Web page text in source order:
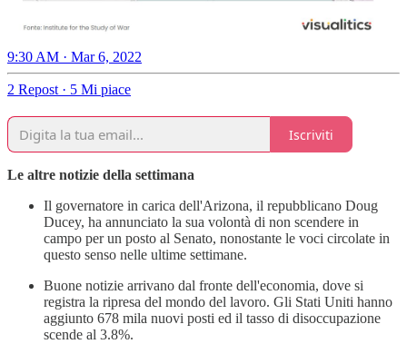
9:30 AM · Mar 6, 2022
2 Repost· 5 Mi piace
Iscriviti
Le altre notizie della settimana
Il governatore in carica dell'Arizona, il repubblicano Doug
Ducey, ha annunciato la sua volontà di non scendere in
campo per un posto al Senato, nonostante le voci circolate in
questo senso nelle ultime settimane.
Buone notizie arrivano dal fronte dell'economia, dove si
registra la ripresa del mondo del lavoro. Gli Stati Uniti hanno
aggiunto 678 mila nuovi posti ed il tasso di disoccupazione
scende al 3.8%.